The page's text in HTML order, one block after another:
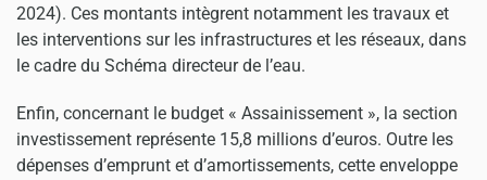
2024). Ces montants intègrent notamment les travaux et
les interventions sur les infrastructures et les réseaux, dans
le cadre du Schéma directeur de l’eau.
Enfin, concernant le budget « Assainissement », la section
investissement représente 15,8 millions d’euros. Outre les
dépenses d’emprunt et d’amortissements, cette enveloppe